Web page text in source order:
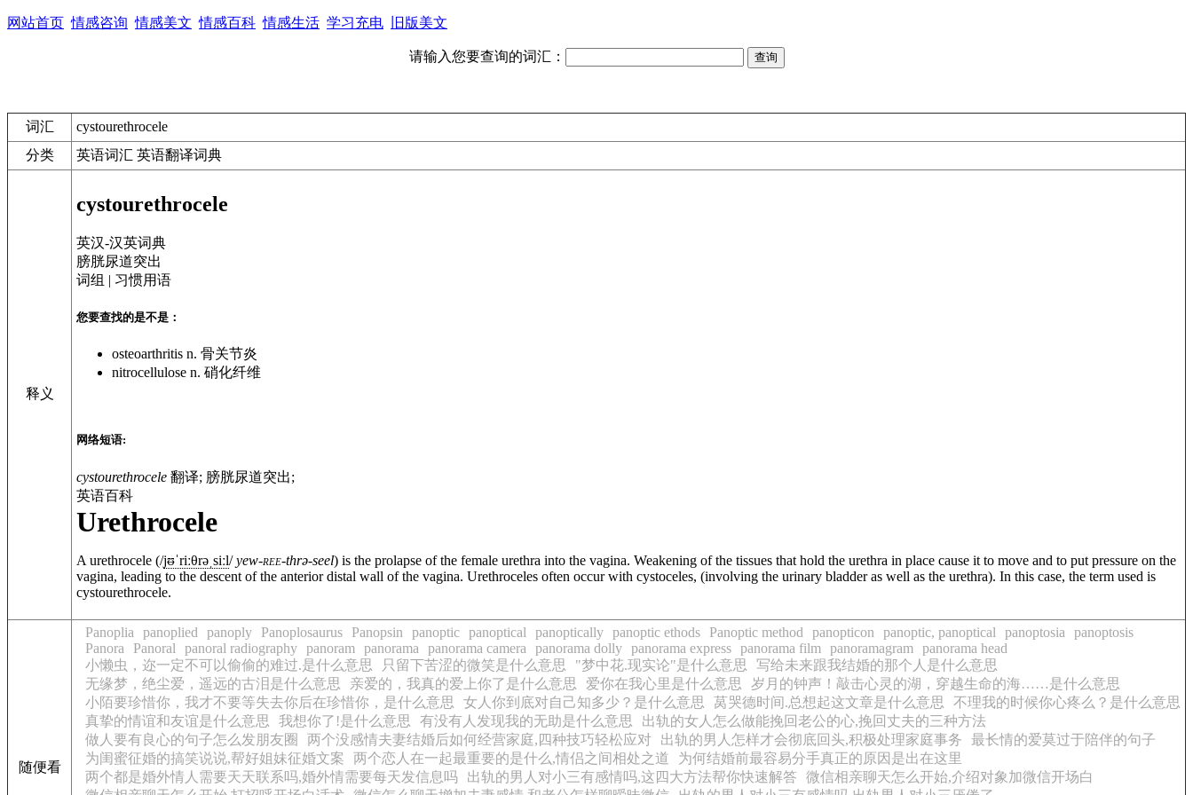
网站首页 情感咨询 情感美文 情感百科 情感生活 学习充电 旧版美文
请输入您要查询的词汇：
词汇
cystourethrocele
分类
英语词汇 英语翻译词典
释义
cystourethrocele
英汉-汉英词典
膀胱尿道突出
词组 | 习惯用语
您要查找的是不是：
osteoarthritis n. 骨关节炎
nitrocellulose n. 硝化纤维
网络短语:
cystourethrocele 翻译; 膀胱尿道突出;
英语百科
Urethrocele
A urethrocele (/jᵿˈriːθrə siːl/ yew-ree-thrə-seel) is the prolapse of the female urethra into the vagina. Weakening of the tissues that hold the urethra in place cause it to move and to put pressure on the
vagina, leading to the descent of the anterior distal wall of the vagina. Urethroceles often occur with cystoceles, (involving the urinary bladder as well as the urethra). In this case, the term used is
cystourethrocele.
随便看
Panoplia panoplied panoply Panoplosaurus Panopsin panoptic panoptical panoptically panoptic ethods Panoptic method panopticon panoptic, panoptical panoptosia
panoptosis
Panora
Panoral panoral radiography panoram panorama panorama camera panorama dolly panorama express panorama film panoramagram
panorama head
小懒虫，迩一定不可以偷偷的难过.是什么意思
只留下苦涩的微笑是什么意思 "梦中花.现实论"是什么意思
写给未来跟我结婚的那个人是什么意思
无缘梦，绝尘爱，遥远的古泪是什么意思
亲爱的，我真的爱上你了是什么意思 爱你在我心里是什么意思
岁月的钟声！敲击心灵的湖，穿越生命的海……是什么意思
小陌要珍惜你，我才不要等失去你后在珍惜你，是什么意思
女人你到底对自己知多少？是什么意思 莴哭德时间.总想起这文章是什么意思
不理我的时候你心疼么？是什么意思
真挚的情谊和友谊是什么意思
我想你了!是什么意思 有没有人发现我的无助是什么意思
出轨的女人怎么做能挽回老公的心,挽回丈夫的三种方法
做人要有良心的句子怎么发朋友圈
两个没感情夫妻结婚后如何经营家庭,四种技巧轻松应对 出轨的男人怎样才会彻底回头,积极处理家庭事务
最长情的爱莫过于陪伴的句子
为闺蜜征婚的搞笑说说,帮好姐妹征婚文案
两个恋人在一起最重要的是什么,情侣之间相处之道
为何结婚前最容易分手真正的原因是出在这里
两个都是婚外情人需要天天联系吗,婚外情需要每天发信息吗
出轨的男人对小三有感情吗,这四大方法帮你快速解答
微信相亲聊天怎么开始,介绍对象加微信开场白